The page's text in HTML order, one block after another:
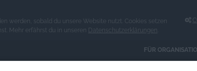
werden, sobald du unsere Website nutzt. Cookies setzen
Mehr erfährst du in unseren Datenschutzerklärungen
FÜR